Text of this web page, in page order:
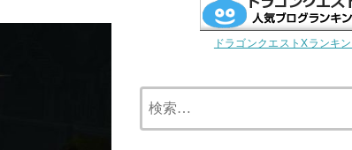
ドラゴンクエストXランキ